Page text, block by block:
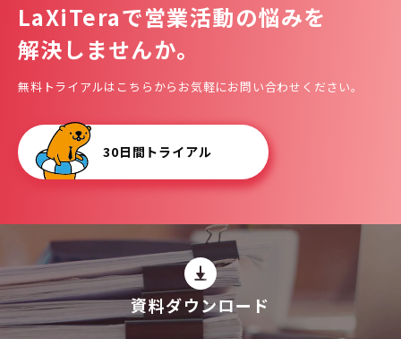
LaXiTeraで営業活動の悩みを
解決しませんか。
無料トライアルはこちらからお気軽にお問い合わせください。
30日間トライアル
資料ダウンロード